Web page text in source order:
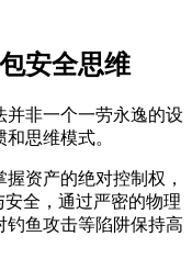
安全思维
并非一个一劳永逸的设
思维模式。
资产的绝对控制权，
全，通过严密的物理
鱼攻击等陷阱保持高